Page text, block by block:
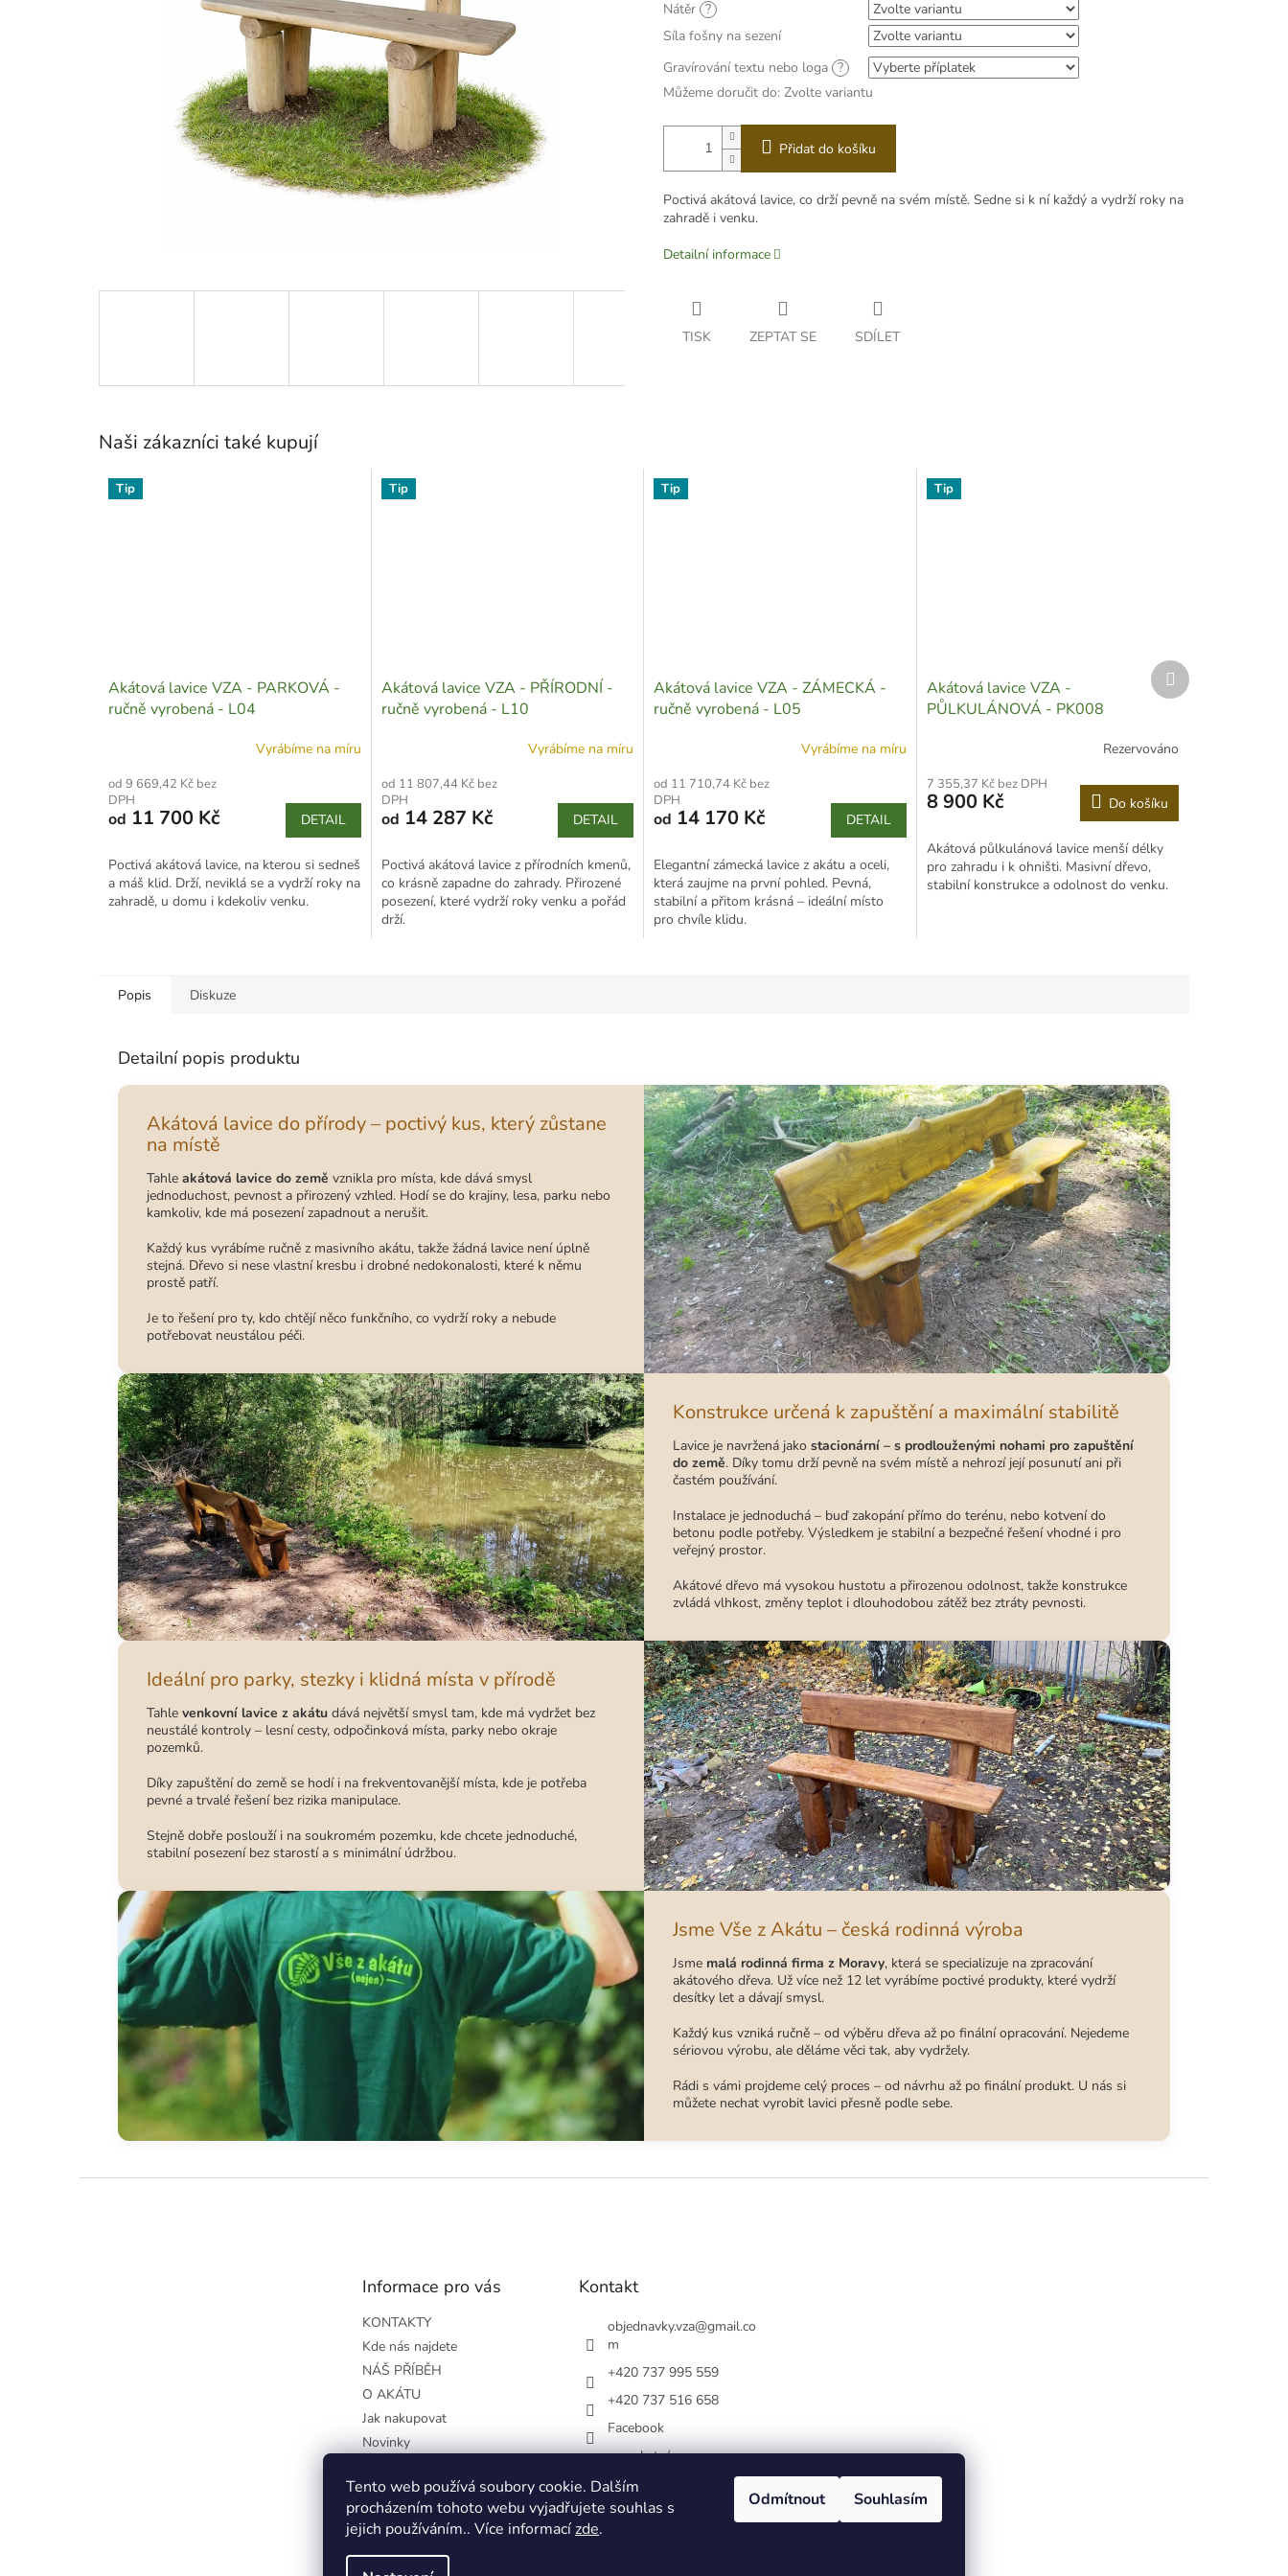
Tento web používá soubory cookie. Dalším
procházením tohoto webu vyjadřujete souhlas s
jejich používáním.. Více informacízde.
Odmítnout Souhlasím
Nátěr ?
Síla fošny na sezení
Gravírování textu nebo loga ?
Můžeme doručit do: Zvolte variantu
Přidat do košíku
Poctivá akátová lavice, co drží pevně na svém místě. Sedne si k ní každý a vydrží roky na
zahradě i venku.
Detailní informace
TISK ZEPTAT SE SDÍLET
Naši zákazníci také kupují
Tip
Akátová lavice VZA - PARKOVÁ -
ručně vyrobená - L04
Vyrábíme na míru
od 9 669,42 Kč bez
DPH
od 11 700 Kč DETAIL
Poctivá akátová lavice, na kterou si sedneš
a máš klid. Drží, neviklá se a vydrží roky na
zahradě, u domu i kdekoliv venku.
Tip
Akátová lavice VZA - PŘÍRODNÍ -
ručně vyrobená - L10
Vyrábíme na míru
od 11 807,44 Kč bez
DPH
od 14 287 Kč DETAIL
Poctivá akátová lavice z přírodních kmenů,
co krásně zapadne do zahrady. Přirozené
posezení, které vydrží roky venku a pořád
drží.
Tip
Akátová lavice VZA - ZÁMECKÁ -
ručně vyrobená - L05
Vyrábíme na míru
od 11 710,74 Kč bez
DPH
od 14 170 Kč DETAIL
Elegantní zámecká lavice z akátu a oceli,
která zaujme na první pohled. Pevná,
stabilní a přitom krásná – ideální místo
pro chvíle klidu.
Tip
Akátová lavice VZA -
PŮLKULÁNOVÁ - PK008
Rezervováno
7 355,37 Kč bez DPH
8 900 Kč Do košíku
Akátová půlkulánová lavice menší délky
pro zahradu i k ohništi. Masivní dřevo,
stabilní konstrukce a odolnost do venku.
Další
produkt
Popis Diskuze
Detailní popis produktu
Akátová lavice do přírody – poctivý kus, který zůstane
na místě
Tahle akátová lavice do země vznikla pro místa, kde dává smysl
jednoduchost, pevnost a přirozený vzhled. Hodí se do krajiny, lesa, parku nebo
kamkoliv, kde má posezení zapadnout a nerušit.
Každý kus vyrábíme ručně z masivního akátu, takže žádná lavice není úplně
stejná. Dřevo si nese vlastní kresbu i drobné nedokonalosti, které k němu
prostě patří.
Je to řešení pro ty, kdo chtějí něco funkčního, co vydrží roky a nebude
potřebovat neustálou péči.
Konstrukce určená k zapuštění a maximální stabilitě
Lavice je navržená jako stacionární – s prodlouženými nohami pro zapuštění
do země. Díky tomu drží pevně na svém místě a nehrozí její posunutí ani při
častém používání.
Instalace je jednoduchá – buď zakopání přímo do terénu, nebo kotvení do
betonu podle potřeby. Výsledkem je stabilní a bezpečné řešení vhodné i pro
veřejný prostor.
Akátové dřevo má vysokou hustotu a přirozenou odolnost, takže konstrukce
zvládá vlhkost, změny teplot i dlouhodobou zátěž bez ztráty pevnosti.
Ideální pro parky, stezky i klidná místa v přírodě
Tahle venkovní lavice z akátu dává největší smysl tam, kde má vydržet bez
neustálé kontroly – lesní cesty, odpočinková místa, parky nebo okraje
pozemků.
Díky zapuštění do země se hodí i na frekventovanější místa, kde je potřeba
pevné a trvalé řešení bez rizika manipulace.
Stejně dobře poslouží i na soukromém pozemku, kde chcete jednoduché,
stabilní posezení bez starostí a s minimální údržbou.
Jsme Vše z Akátu – česká rodinná výroba
Jsme malá rodinná firma z Moravy, která se specializuje na zpracování
akátového dřeva. Už více než 12 let vyrábíme poctivé produkty, které vydrží
desítky let a dávají smysl.
Každý kus vzniká ručně – od výběru dřeva až po finální opracování. Nejedeme
sériovou výrobu, ale děláme věci tak, aby vydržely.
Rádi s vámi projdeme celý proces – od návrhu až po finální produkt. U nás si
můžete nechat vyrobit lavici přesně podle sebe.
Informace pro vás
KONTAKTY
Kde nás najdete
NÁŠ PŘÍBĚH
O AKÁTU
Jak nakupovat
Novinky
Podmínky ochrany osobních
údajů
Kontakt
objednavky.vza@gmail.co
m
+420 737 995 559
+420 737 516 658
Facebook
vsezakatu/
+420 737 516 658